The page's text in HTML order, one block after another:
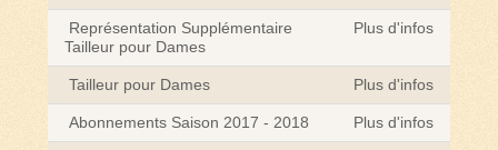
Représentation Supplémentaire
Tailleur pour Dames
Plus d'infos
Tailleur pour Dames Plus d'infos
Abonnements Saison 2017 - 2018 Plus d'infos